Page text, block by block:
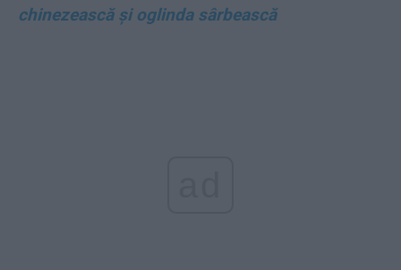
chinezească și oglinda sârbească